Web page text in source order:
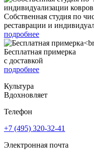
Собственная студия по
реставрации и
подробнее
Бесплатная примерка
с доставкой
подробнее
Культура
Вдохновляет
Телефон
+7 (495) 320-32-41
Электронная почта